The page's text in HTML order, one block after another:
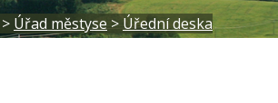
> Úřad městyse > Úřední deska